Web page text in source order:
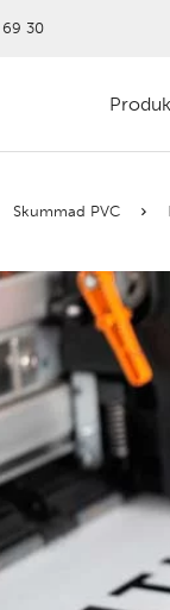
30
Skummad PVC